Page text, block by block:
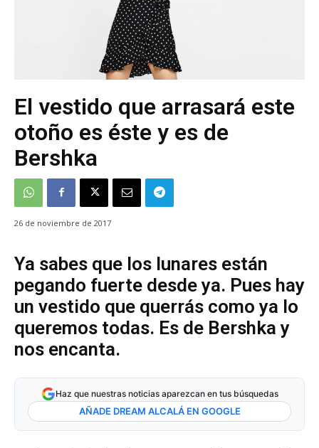
El vestido que arrasará este
otoño es éste y es de
Bershka
26 de noviembre de 2017
Ya sabes que los lunares están
pegando fuerte desde ya. Pues hay
un vestido que querrás como ya lo
queremos todas. Es de Bershka y
nos encanta.
Haz que nuestras noticias aparezcan en tus búsquedas
AÑADE DREAM ALCALÁ EN GOOGLE